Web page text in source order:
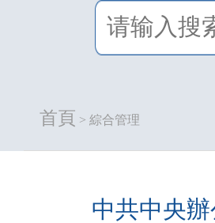
首頁 > 綜合管理
中共中央